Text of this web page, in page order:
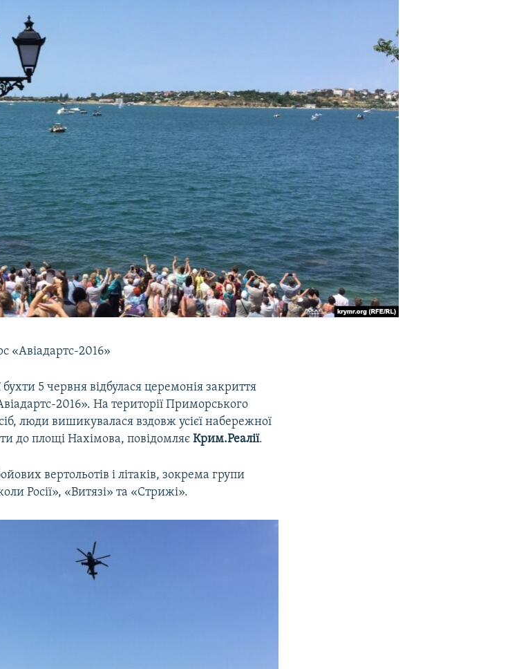
«Авіадартс-2016»
5 червня відбулася церемонія закриття
2016». На території Приморського
люди вишикувалася вздовж усієї набережної
до площі Нахімова, повідомляєКрим.Реалії.
вертольотів і літаків, зокрема групи
Росії», «Витязі» та «Стрижі».